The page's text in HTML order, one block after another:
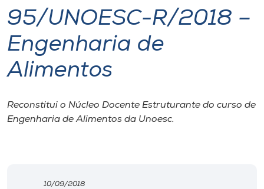
I.nova
Diplomados
95/UNOESC-R/2018 –
Engenharia de
Alimentos
Reconstitui o Núcleo Docente Estruturante do curso de
Engenharia de Alimentos da Unoesc.
10/09/2018